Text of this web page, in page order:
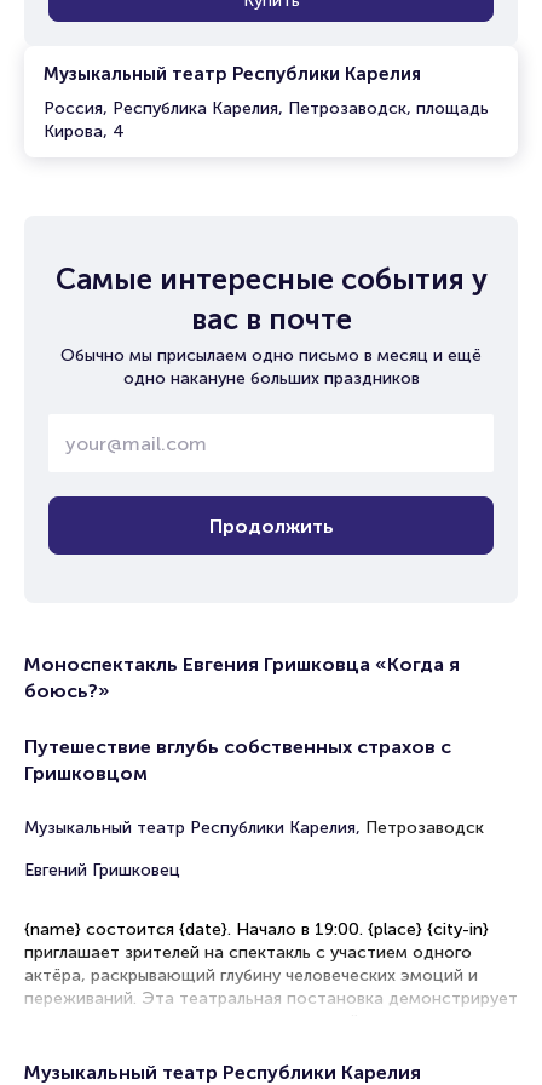
Музыкальный театр Республики Карелия
Россия, Республика Карелия, Петрозаводск, площадь
Кирова, 4
Самые интересные события у
вас в почте
Обычно мы присылаем одно письмо в месяц и ещё
одно накануне больших праздников
Продолжить
Моноспектакль Евгения Гришковца «Когда я
боюсь?»
Путешествие вглубь собственных страхов с
Гришковцом
Музыкальный театр Республики Карелия, Петрозаводск
Евгений Гришковец
{name} состоится {date}. Начало в 19:00. {place} {city-in}
приглашает зрителей на спектакль с участием одного
актёра, раскрывающий глубину человеческих эмоций и
переживаний. Эта театральная постановка демонстрирует
Рекомендации по выбору мест в зале
Музыкальный театр Республики Карелия